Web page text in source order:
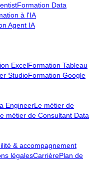
Formation Data
à l'IA
Agent IA
ExcelFormation Tableau
StudioFormation Google
EngineerLe métier de
métier de Consultant Data
& accompagnement
légalesCarrièrePlan de